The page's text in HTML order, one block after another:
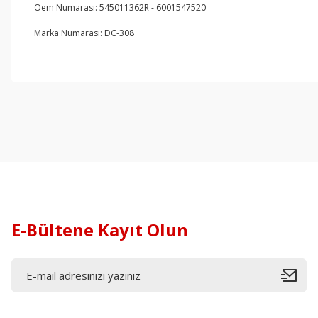
Oem Numarası: 545011362R - 6001547520
Marka Numarası: DC-308
E-Bültene Kayıt Olun